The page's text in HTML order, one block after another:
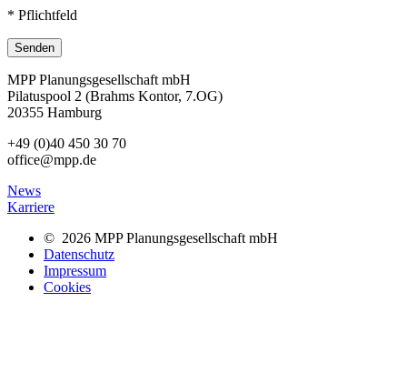
* Pflichtfeld
Senden
MPP Planungsgesellschaft mbH
Pilatuspool 2 (Brahms Kontor, 7.OG)
20355 Hamburg
+49 (0)40 450 30 70
office@mpp.de
News
Karriere
© 2026 MPP Planungsgesellschaft mbH
Datenschutz
Impressum
Cookies